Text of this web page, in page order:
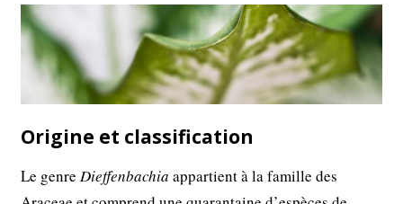
Origine et classification
Le genreDieffenbachia appartient à la famille des